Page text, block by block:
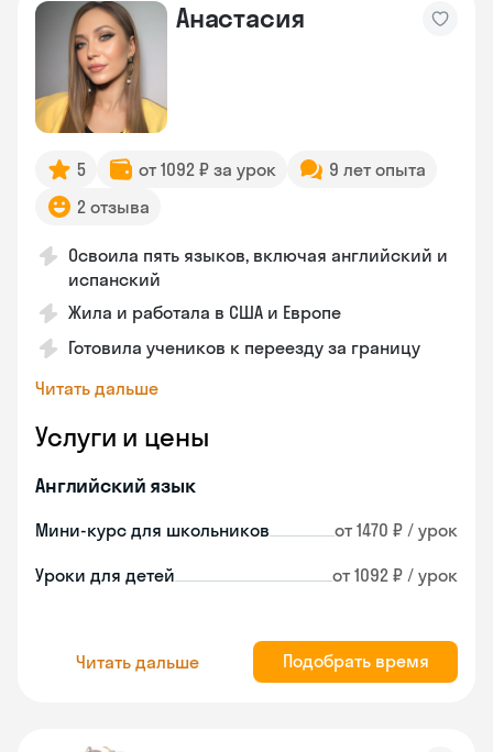
Анастасия
5 от 1092 ₽ за урок
9 лет опыта
2 отзыва
Освоила пять языков, включая английский и
испанский
Жила и работала в США и Европе
Готовила учеников к переезду за границу
Читать дальше
Услуги и цены
Английский язык
Мини-курс для школьников от 1470 ₽ / урок
Уроки для детей от 1092 ₽ / урок
Читать дальше Подобрать время